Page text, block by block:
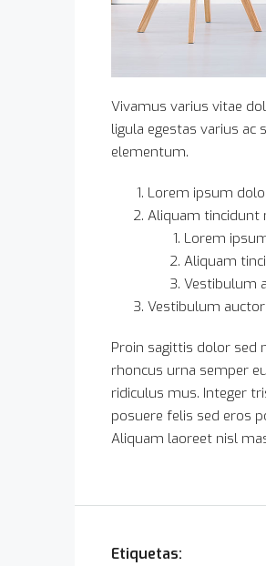
Vivamus varius vitae
ligula egestas varius
elementum.
Lorem ipsum
Aliquam tincidunt
Lorem
Aliquam
Vestibulum
Vestibulum
Proin sagittis dolor sed
rhoncus urna semper
ridiculus mus. Integer
posuere felis sed eros
Aliquam laoreet nisl
Etiquetas: